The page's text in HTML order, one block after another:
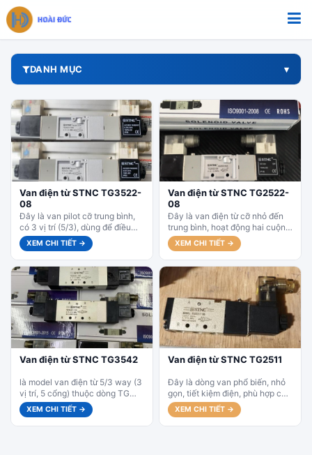
DANH MỤC
Van điện từ STNC TG3522-
08
Đây là van pilot cỡ trung bình,
có 3 vị trí (5/3), dùng để điều
khiển xi lanh khí nén...
XEM CHI TIẾT →
Van điện từ STNC TG2522-
08
Đây là van điện từ cỡ nhỏ đến
trung bình, hoạt động hai cuộn,
dùng để điều khiển xi lanh...
XEM CHI TIẾT →
Van điện từ STNC TG3542
là model van điện từ 5/3 way (3
vị trí, 5 cổng) thuộc dòng TG
series của STNC. Đây là...
XEM CHI TIẾT →
Van điện từ STNC TG2511
Đây là dòng van phổ biến, nhỏ
gọn, tiết kiệm điện, phù hợp cho
các hệ thống khí nén yêu...
XEM CHI TIẾT →